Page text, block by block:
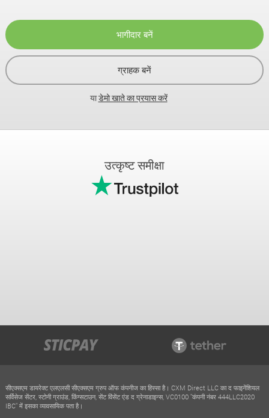
भागीदार बनें
ग्राहक बनें
याडेमो खाते का प्रयास करें
उत्कृष्ट समीक्षा
सीएक्सएम डायरेक्ट एलएलसी सीएक्सएम ग्रुप ऑफ कंपनीज का हिस्सा है। CXM Direct LLC का द फाइनेंशियल
सर्विसेज सेंटर, स्टोनी ग्राउंड, किंग्सटाउन, सेंट विंसेंट एंड द ग्रेनाडाइन्स, VC0100 "कंपनी नंबर 444LLC2020
IBC" में इसका व्यावसायिक पता है।